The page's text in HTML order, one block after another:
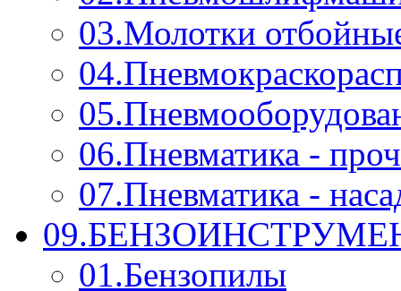
03.Молотки
06.Пневматика -
07.Пневматика -
01.Бензопилы